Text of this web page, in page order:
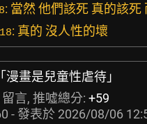
: 當然 他們該死 真的該
: 真的 沒人性的壞
漫畫是兒童性虐待」
留言, 推噓總分: +59
- 發表於 2026/08/06